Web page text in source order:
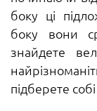
боку ці
боку вони
знайдете
підберете